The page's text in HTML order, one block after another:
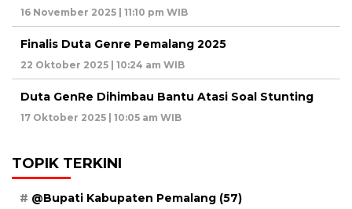
16 November 2025 | 11:10 pm WIB
Finalis Duta Genre Pemalang 2025
22 Oktober 2025 | 10:24 am WIB
Duta GenRe Dihimbau Bantu Atasi Soal Stunting
17 Oktober 2025 | 10:05 am WIB
TOPIK TERKINI
@Bupati Kabupaten Pemalang (57)